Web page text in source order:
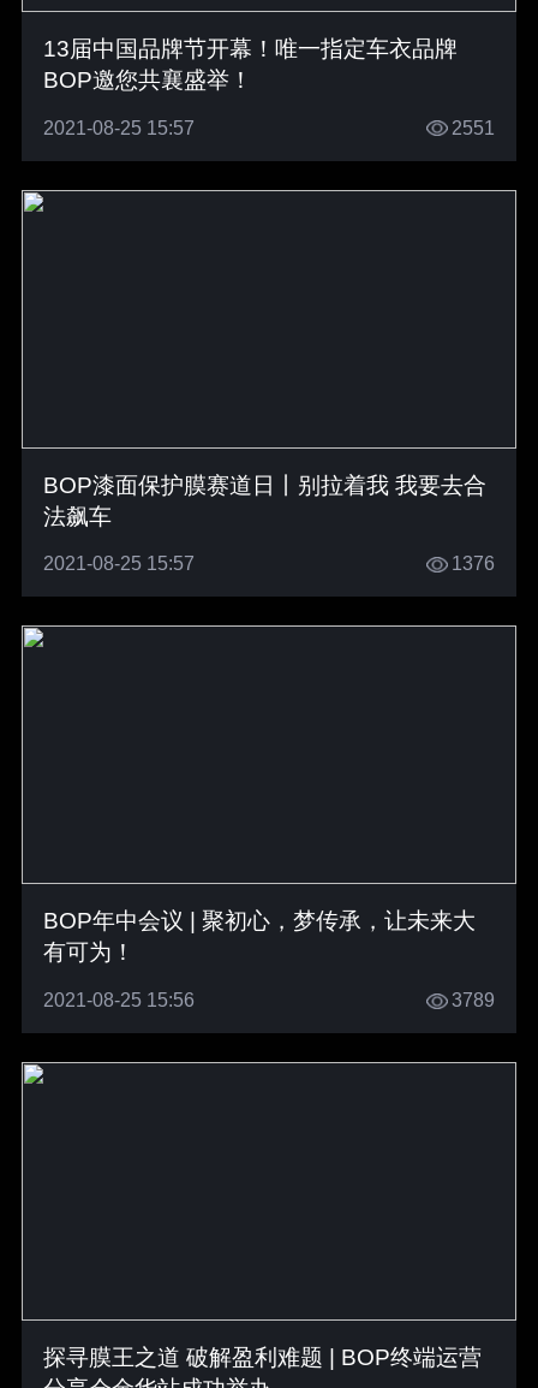
13届中国品牌节开幕！唯一指定车衣品牌
BOP邀您共襄盛举！
2021-08-25 15:57 2551
BOP漆面保护膜赛道日丨别拉着我 我要去合
法飙车
2021-08-25 15:57 1376
BOP年中会议 | 聚初心，梦传承，让未来大
有可为！
2021-08-25 15:56 3789
探寻膜王之道 破解盈利难题 | BOP终端运营